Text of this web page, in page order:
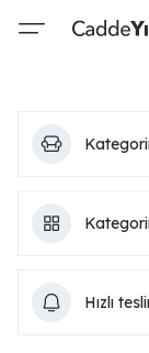
Hızlı